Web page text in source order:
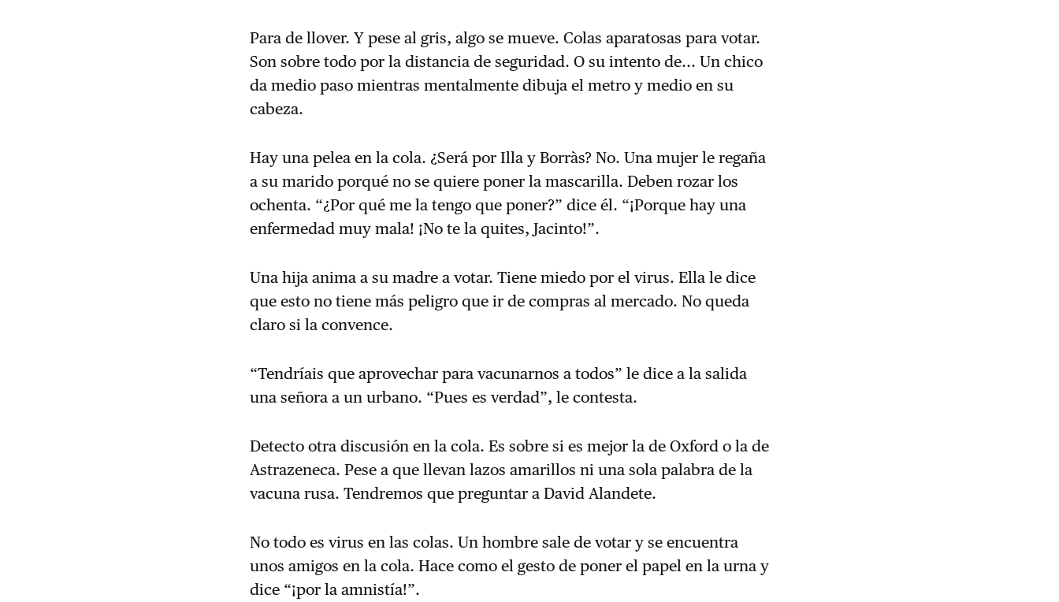
Para de llover. Y pese al gris, algo se mueve. Colas aparatosas para votar.
Son sobre todo por la distancia de seguridad. O su intento de... Un chico
da medio paso mientras mentalmente dibuja el metro y medio en su
cabeza.
Hay una pelea en la cola. ¿Será por Illa y Borràs? No. Una mujer le regaña
a su marido porqué no se quiere poner la mascarilla. Deben rozar los
ochenta. “¿Por qué me la tengo que poner?” dice él. “¡Porque hay una
enfermedad muy mala! ¡No te la quites, Jacinto!”.
Una hija anima a su madre a votar. Tiene miedo por el virus. Ella le dice
que esto no tiene más peligro que ir de compras al mercado. No queda
claro si la convence.
“Tendríais que aprovechar para vacunarnos a todos” le dice a la salida
una señora a un urbano. “Pues es verdad”, le contesta.
Detecto otra discusión en la cola. Es sobre si es mejor la de Oxford o la de
Astrazeneca. Pese a que llevan lazos amarillos ni una sola palabra de la
vacuna rusa. Tendremos que preguntar a David Alandete.
No todo es virus en las colas. Un hombre sale de votar y se encuentra
unos amigos en la cola. Hace como el gesto de poner el papel en la urna y
dice “¡por la amnistía!”.